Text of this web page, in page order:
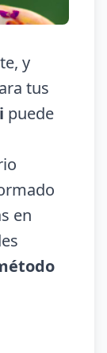
y
tus
puede
en